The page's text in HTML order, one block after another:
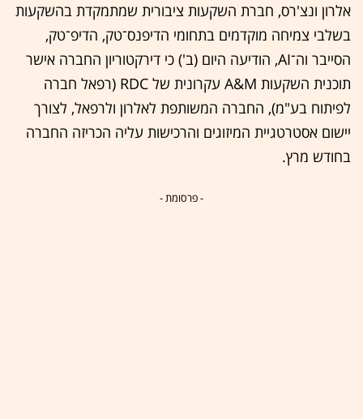
אלרון ונצ'רס, חברת השקעות ציבורית שמתמקדת בהשקעות
בשלבי צמיחה מוקדמים בתחומי הדיפנס־טק, הדיפ־טק,
הסייבר וה־AI, הודיעה היום (ב') כי דירקטוריון החברה אישר
תוכנית השקעות A&M עקרונית של RDC (רפאל חברה
לפיתוח בע"מ), החברה המשותפת לאלרון ולרפאל, לצורך
יישום אסטרטגיית המיזוגים והרכישות עליה הכריזה החברה
בחודש מרץ.
- פרסומת -